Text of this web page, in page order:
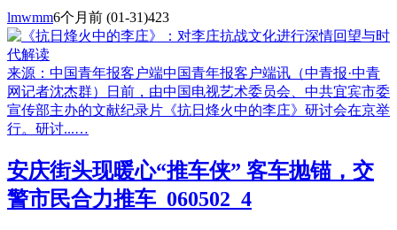
lmwmm6个月前 (01-31)423
来源：中国青年报客户端中国青年报客户端讯（中青报·中青
网记者沈杰群）日前，由中国电视艺术委员会、中共宜宾市委
宣传部主办的文献纪录片《抗日烽火中的李庄》研讨会在京举
行。研讨...…
安庆街头现暖心“推车侠” 客车抛锚，交
警市民合力推车_060502_4